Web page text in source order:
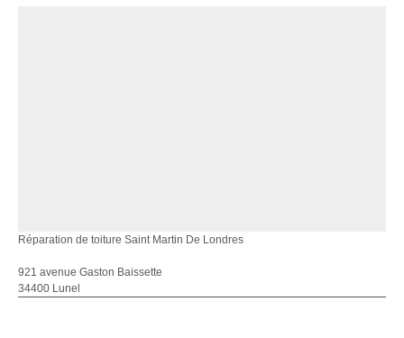
Réparation de toiture Saint Martin De Londres
921 avenue Gaston Baissette
34400 Lunel